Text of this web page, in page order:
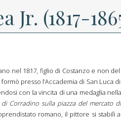
(1817-
nel 1817, figlio di Costanzo e non
presso l’Accademia di San Luca
con la vincita di una medaglia
Corradino sulla piazza del mercato
romano, il pittore si